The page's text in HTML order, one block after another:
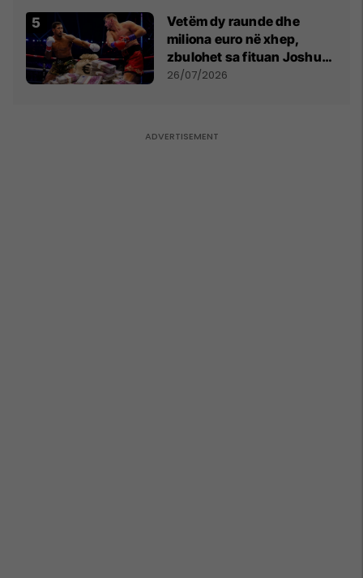
Vetëm dy raunde dhe
miliona euro në xhep,
zbulohet sa fituan Joshua
e Prenga
26/07/2026